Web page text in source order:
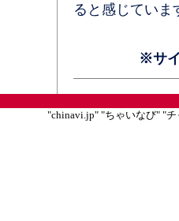
ると感じていま
※サ
"chinavi.jp" "ちゃいなび" "